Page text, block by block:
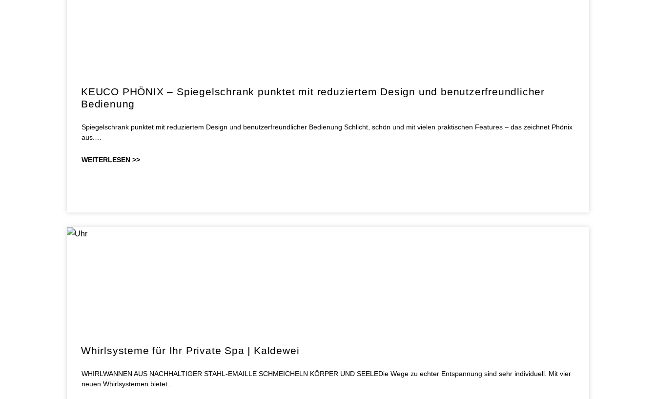
KEUCO PHÖNIX – Spiegelschrank punktet mit reduziertem Design und benutzerfreundlicher
Bedienung
Spiegelschrank punktet mit reduziertem Design und benutzerfreundlicher Bedienung Schlicht, schön und mit vielen praktischen Features – das zeichnet Phönix
aus.…
WEITERLESEN >>
Whirlsysteme für Ihr Private Spa | Kaldewei
WHIRLWANNEN AUS NACHHALTIGER STAHL-EMAILLE SCHMEICHELN KÖRPER UND SEELEDie Wege zu echter Entspannung sind sehr individuell. Mit vier
neuen Whirlsystemen bietet…